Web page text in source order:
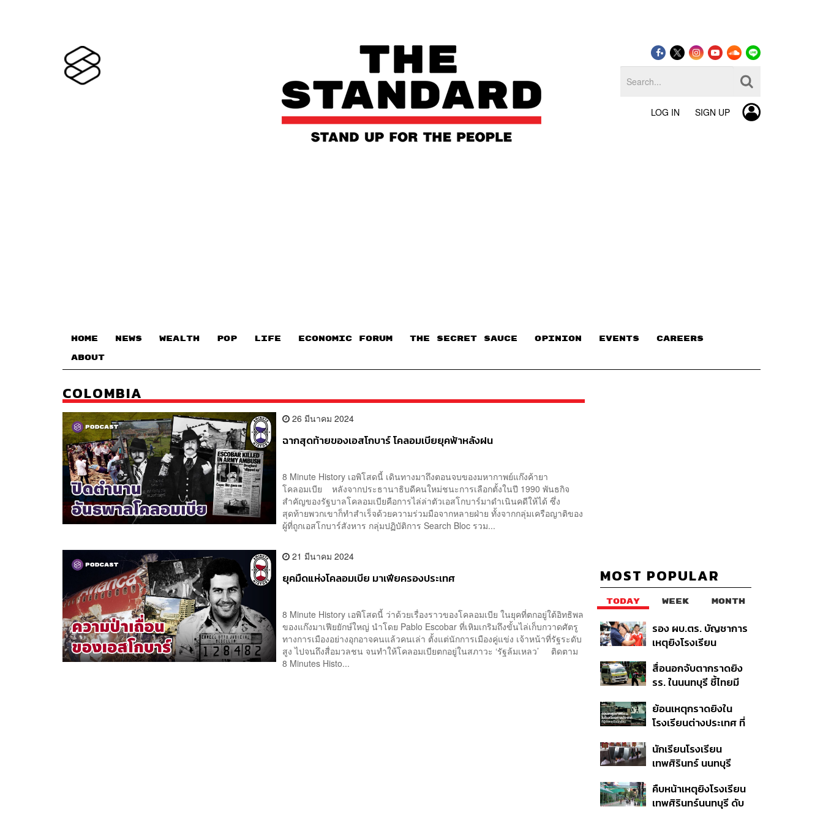
LOG IN SIGN UP
HOME NEWS WEALTH POP LIFE ECONOMIC FORUM THE SECRET SAUCE​ OPINION EVENTS CAREERS
ABOUT
COLOMBIA
26 มีนาคม 2024
ฉากสุดท้ายของเอสโกบาร์ โคลอมเบียยุคฟ้าหลังฝน
8 Minute History เอพิโสดนี้ เดินทางมาถึงตอนจบของมหากาพย์แก๊งค้ายา
โคลอมเบีย หลังจากประธานาธิบดีคนใหม่ชนะการเลือกตั้งในปี 1990 พันธกิจ
สำคัญของรัฐบาลโคลอมเบียคือการไล่ล่าตัวเอสโกบาร์มาดำเนินคดีให้ได้ ซึ่ง
สุดท้ายพวกเขาก็ทำสำเร็จด้วยความร่วมมือจากหลายฝ่าย ทั้งจากกลุ่มเครือญาติของ
ผู้ที่ถูกเอสโกบาร์สังหาร กลุ่มปฏิบัติการ Search Bloc รวม...
21 มีนาคม 2024
ยุคมืดแห่งโคลอมเบีย มาเฟียครองประเทศ
8 Minute History เอพิโสดนี้ ว่าด้วยเรื่องราวของโคลอมเบีย ในยุคที่ตกอยู่ใต้อิทธิพล
ของแก๊งมาเฟียยักษ์ใหญ่ นำโดย Pablo Escobar ที่เหิมเกริมถึงขั้นไล่เก็บกวาดศัตรู
ทางการเมืองอย่างอุกอาจคนแล้วคนเล่า ตั้งแต่นักการเมืองคู่แข่ง เจ้าหน้าที่รัฐระดับ
สูง ไปจนถึงสื่อมวลชน จนทำให้โคลอมเบียตกอยู่ในสภาวะ ‘รัฐล้มเหลว’ ติดตาม
8 Minutes Histo...
MOST POPULAR
TODAY WEEK MONTH
รอง ผบ.ตร. บัญชาการ
เหตุยิงโรงเรียน
ค้นหา 2 รอบยืนยันไร้คน
ติดค้าง พบศพปู่-ย่าที่
สื่อนอกจับตากราดยิง
รร. ในนนทบุรี ชี้ไทยมี
ในระดับต้นของภูมิภาค
ย้อนเหตุกราดยิงใน
โรงเรียนต่างประเทศ ที่
นักเรียนโรงเรียน
เทพศิรินทร์ นนทบุรี
ปลอดภัยชั่วคราว หลัง
เหตุใช้อาวุธปืนภายใน
คืบหน้าเหตุยิงโรงเรียน
เทพศิรินทร์นนทบุรี ดับ